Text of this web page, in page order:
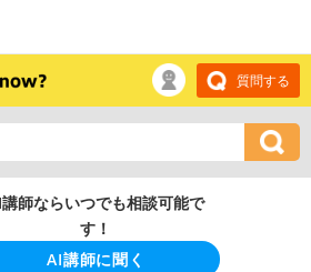
質問する
師ならいつでも相談可能で
す！
AI講師に聞く